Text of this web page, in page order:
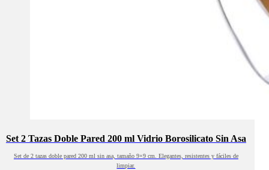
Set 2 Tazas Doble Pared 200 ml Vidrio Borosilicato Sin Asa
Set de 2 tazas doble pared 200 ml sin asa, tamaño 9×9 cm. Elegantes, resistentes y fáciles de
limpiar.